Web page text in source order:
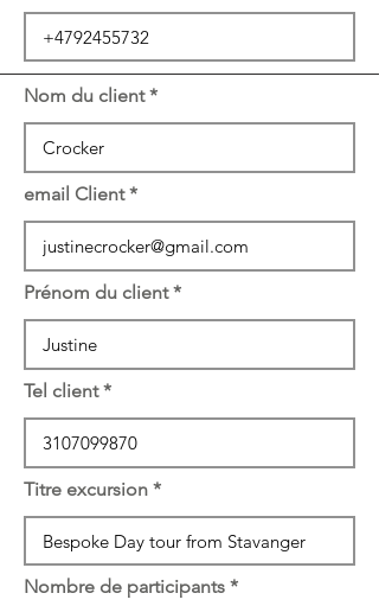
Nom du client
email Client
Prénom du client
Tel client
Titre excursion
Nombre de participants